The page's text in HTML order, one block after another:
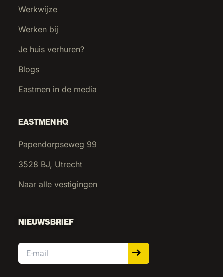
naar tevredenheid beleveren.¨
Flavius Gogoneata
met een oplossing.”
Werkwijze
Werken bij
Je huis verhuren?
Blogs
Eastmen in de media
EASTMEN HQ
Papendorpseweg 99
3528 BJ, Utrecht
Naar alle vestigingen
NIEUWSBRIEF
Email